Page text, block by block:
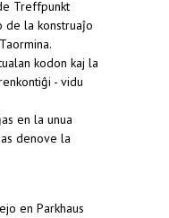
Treffpunkt
de la konstruaĵo
kodon kaj la
- vidu
en la unua
denove la
en Parkhaus